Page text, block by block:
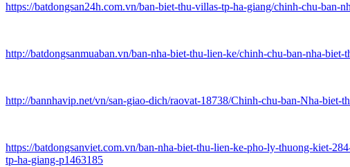
https://batdongsan24h.com.vn/ban-biet-thu-villas-tp-ha-giang/chinh-chu-
http://batdongsanmuaban.vn/ban-nha-biet-thu-lien-ke/chinh-chu-ban-nha-
http://bannhavip.net/vn/san-giao-dich/raovat-18738/Chinh-chu-ban-Nha-
https://batdongsanviet.com.vn/ban-nha-biet-thu-lien-ke-pho-ly-thuong-kiet-
tp-ha-giang-p1463185